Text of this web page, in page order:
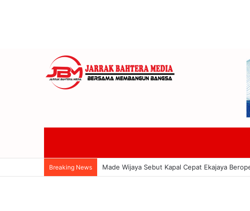
Breaking News Wakil Ketua II DPRD Badung Made Wijaya